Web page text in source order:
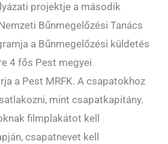
projektje a második
Bűnmegelőzési Tanács
a Bűnmegelőzési küldetés
4 fős Pest megyei
a Pest MRFK. A csapatokhoz
mint csapatkapitány.
filmplakátot kell
csapatnevet kell